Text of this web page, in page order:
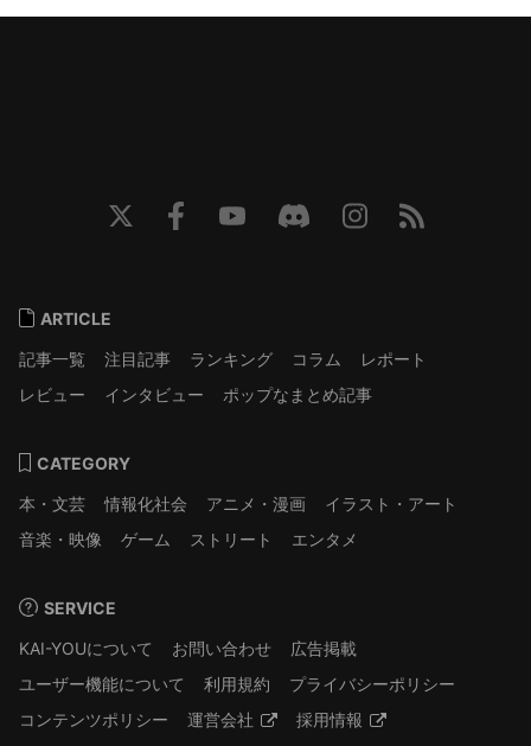
ARTICLE
記事一覧
注目記事 ランキング コラム
レポート
レビュー
インタビュー ポップなまとめ記事
CATEGORY
本・文芸
情報化社会 アニメ・漫画
イラスト・アート
音楽・映像
ゲーム ストリート エンタメ
SERVICE
KAI-YOUについて
お問い合わせ
広告掲載
ユーザー機能について
利用規約
プライバシーポリシー
コンテンツポリシー
運営会社 採用情報